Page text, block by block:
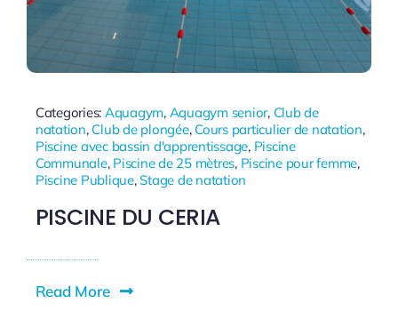
Categories: Aquagym, Aquagym senior, Club de
natation, Club de plongée, Cours particulier de natation,
Piscine avec bassin d'apprentissage, Piscine
Communale, Piscine de 25 mètres, Piscine pour femme,
Piscine Publique,Stage de natation
PISCINE DU CERIA
Read More